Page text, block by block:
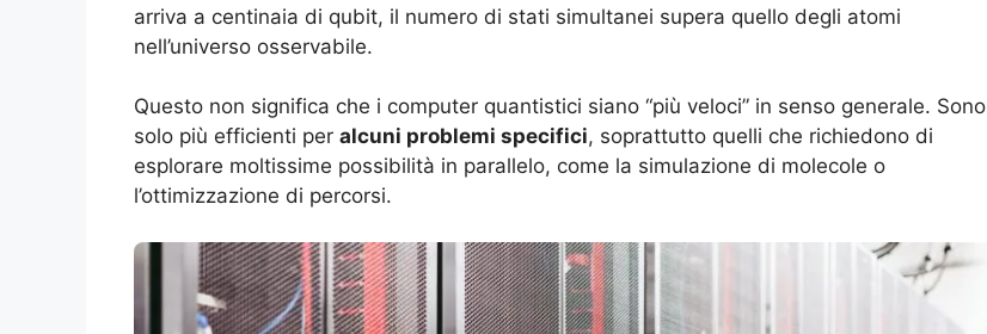
arriva a centinaia di qubit, il numero di stati simultanei supera quello degli atomi
nell’universo osservabile.
Questo non significa che i computer quantistici siano “più veloci” in senso generale. Sono
solo più efficienti per alcuni problemi specifici, soprattutto quelli che richiedono di
esplorare moltissime possibilità in parallelo, come la simulazione di molecole o
l’ottimizzazione di percorsi.